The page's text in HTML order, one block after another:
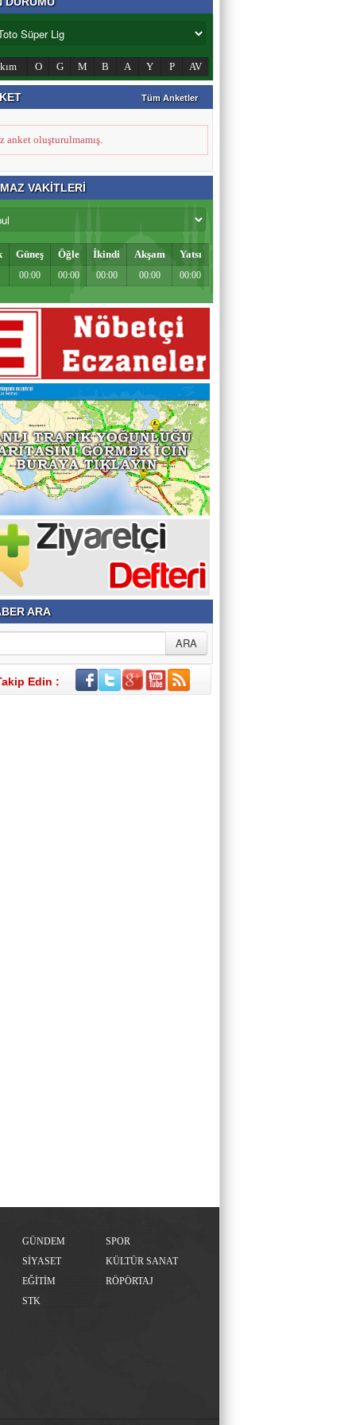
Zahid Medeni
Şehir ve Aile Şurasının Düşündürdükleri (2)
Bir İnsanlık Mektebi: Tosya Yaren Kültürü
O G M B A Y P AV
Tüm Anketler
anket oluşturulmamış.
VAKİTLERİ
Güneş Öğle İkindi Akşam Yatsı
00:00 00:00 00:00 00:00 00:00
ARA
Edin :
GÜNDEM
SPOR
SİYASET
KÜLTÜR SANAT
EĞİTİM
RÖPÖRTAJ
STK